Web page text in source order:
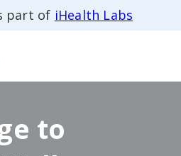
part of iHealth Labs
to